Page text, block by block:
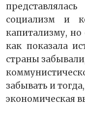
социализм и
капитализму,
как показала
страны
забывать и
экономическая